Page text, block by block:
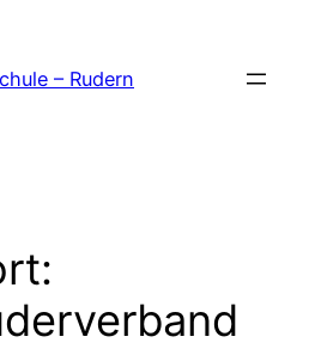
– Rudern